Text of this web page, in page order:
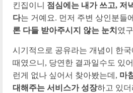
킨집이니 점심에는 내가 쓰고, 저
다는 거예요. 먼저 주변 상인분들
론 다들 받아주시지 않는 눈치 였
시기적으로 공유라는 개념이 한
때였으니, 당연한 결과일수도 있
런게 없나 싶어서 찾아봤는데, 마
대해주는 서비스가 성장하고 있